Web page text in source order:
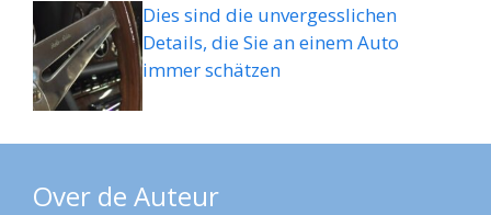
Dies sind die unvergesslichen
Details, die Sie an einem Auto
immer schätzen
Over de Auteur